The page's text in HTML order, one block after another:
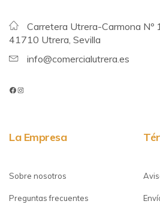
Carretera Utrera-Carmona Nº
41710 Utrera, Sevilla
info@comercialutrera.es
La Empresa
Sobre nosotros
Preguntas frecuentes